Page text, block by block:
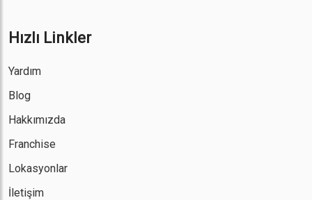
Hızlı Linkler
Yardım
Blog
Hakkımızda
Franchise
Lokasyonlar
İletişim